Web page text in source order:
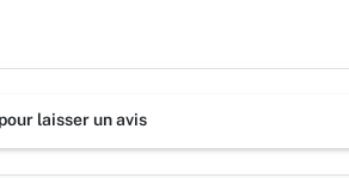
laisser un avis